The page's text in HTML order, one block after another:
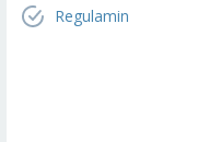
Regulamin